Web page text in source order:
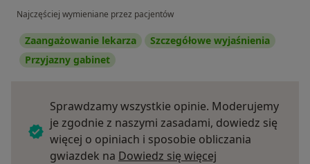
Najczęściej wymieniane przez pacjentów
Zaangażowanie lekarza
Szczegółowe wyjaśnienia
Przyjazny gabinet
Sprawdzamy wszystkie opinie. Moderujemy
je zgodnie z naszymi zasadami, dowiedz się
więcej o opiniach i sposobie obliczania
gwiazdek na Dowiedz się więcej